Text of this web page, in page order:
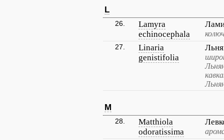
L
26.
Lamyra
echinocephala
27.
Linaria
genistifolia
M
28.
Matthiola
odoratissima